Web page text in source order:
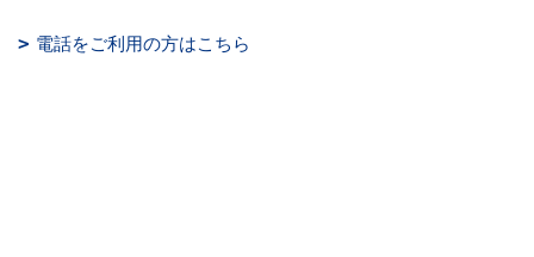
電話をご利用の方はこちら